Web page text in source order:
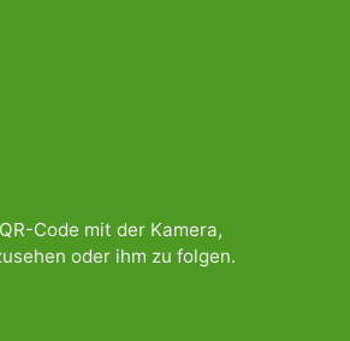
Code mit der Kamera,
oder ihm zu folgen.